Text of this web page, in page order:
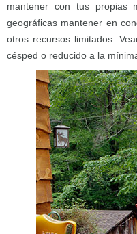
mantener con tus propias
geográficas mantener en
otros recursos limitados.
césped o reducido a la